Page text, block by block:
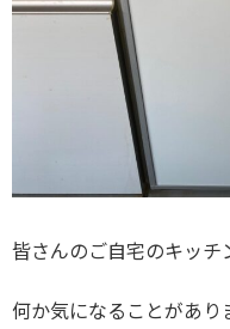
皆さんのご自宅のキッチ
何か気になることがあ